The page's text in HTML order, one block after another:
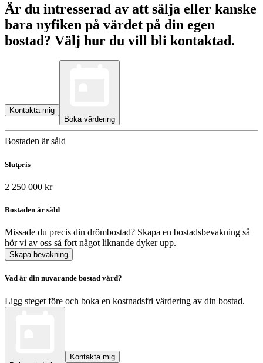
Är du intresserad av att sälja eller kanske
bara nyfiken på värdet på din egen
bostad? Välj hur du vill bli kontaktad.
Kontakta mig
Boka värdering
Bostaden är såld
Slutpris
2 250 000 kr
Bostaden är såld
Missade du precis din drömbostad? Skapa en bostadsbevakning så
hör vi av oss så fort något liknande dyker upp.
Skapa bevakning
Vad är din nuvarande bostad värd?
Ligg steget före och boka en kostnadsfri värdering av din bostad.
Kontakta mig